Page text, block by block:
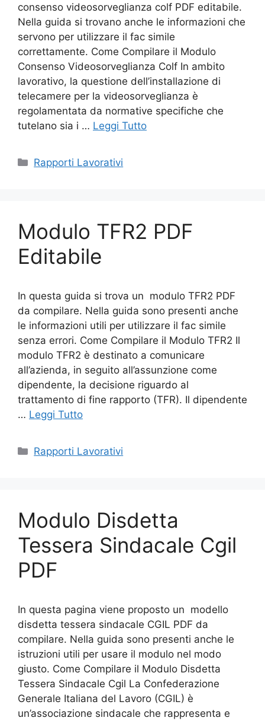
consenso videosorveglianza colf PDF editabile.
Nella guida si trovano anche le informazioni che
servono per utilizzare il fac simile
correttamente. Come Compilare il Modulo
Consenso Videosorveglianza Colf In ambito
lavorativo, la questione dell’installazione di
telecamere per la videosorveglianza è
regolamentata da normative specifiche che
tutelano sia i … Leggi Tutto
Categorie
Rapporti Lavorativi
Modulo TFR2 PDF
Editabile
In questa guida si trova un modulo TFR2 PDF
da compilare. Nella guida sono presenti anche
le informazioni utili per utilizzare il fac simile
senza errori. Come Compilare il Modulo TFR2 Il
modulo TFR2 è destinato a comunicare
all’azienda, in seguito all’assunzione come
dipendente, la decisione riguardo al
trattamento di fine rapporto (TFR). Il dipendente
… Leggi Tutto
Categorie
Rapporti Lavorativi
Modulo Disdetta
Tessera Sindacale Cgil
PDF
In questa pagina viene proposto un modello
disdetta tessera sindacale CGIL PDF da
compilare. Nella guida sono presenti anche le
istruzioni utili per usare il modulo nel modo
giusto. Come Compilare il Modulo Disdetta
Tessera Sindacale Cgil La Confederazione
Generale Italiana del Lavoro (CGIL) è
un’associazione sindacale che rappresenta e